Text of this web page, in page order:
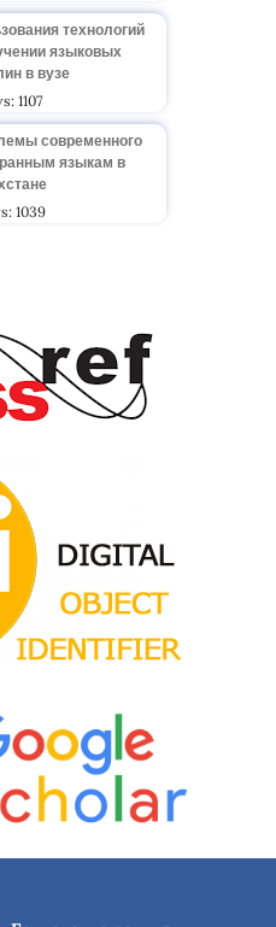
технологий
языковых
в вузе
1107
современного
языкам в
1039